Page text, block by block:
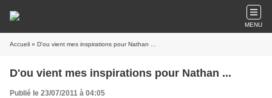
MENU
Accueil » D'ou vient mes inspirations pour Nathan ...
D'ou vient mes inspirations pour Nathan ...
Publié le 23/07/2011 à 04:05